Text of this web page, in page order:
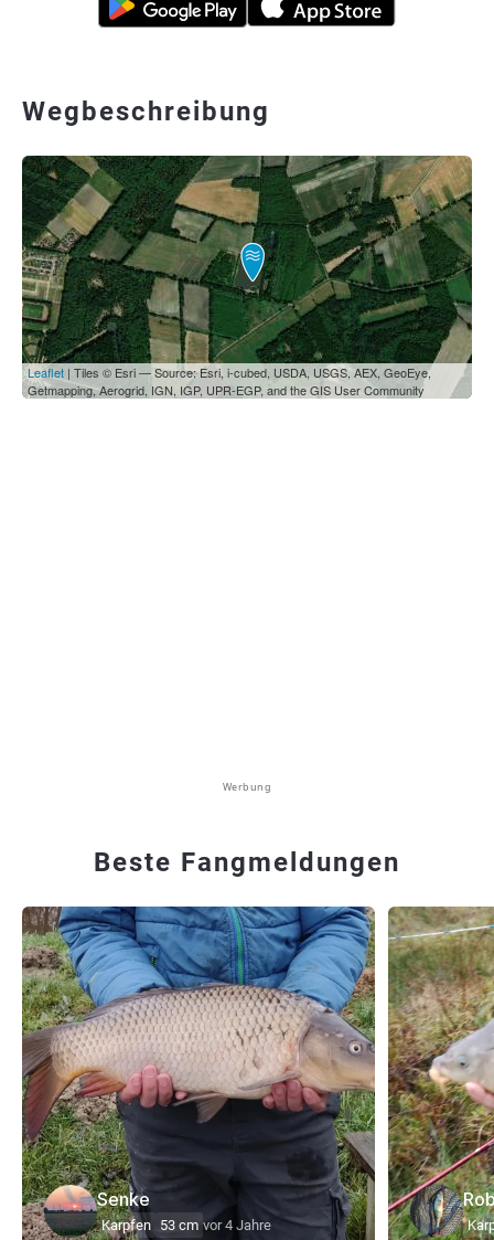
Wegbeschreibung
Leaflet | Tiles © Esri — Source: Esri, i-cubed, USDA, USGS, AEX, GeoEye,
Getmapping, Aerogrid, IGN, IGP, UPR-EGP, and the GIS User Community
Werbung
Beste Fangmeldungen
Senke
Karpfen 53 cm vor 4 Jahre